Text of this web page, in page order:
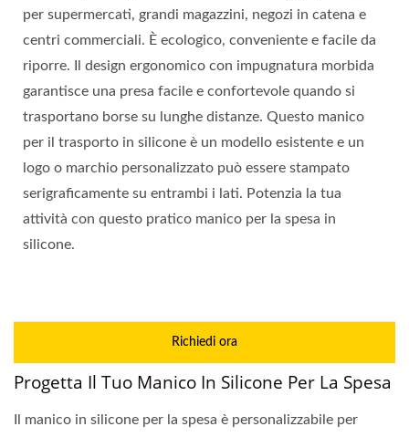
per supermercati, grandi magazzini, negozi in catena e
centri commerciali. È ecologico, conveniente e facile da
riporre. Il design ergonomico con impugnatura morbida
garantisce una presa facile e confortevole quando si
trasportano borse su lunghe distanze. Questo manico
per il trasporto in silicone è un modello esistente e un
logo o marchio personalizzato può essere stampato
serigraficamente su entrambi i lati. Potenzia la tua
attività con questo pratico manico per la spesa in
silicone.
Richiedi ora
Progetta Il Tuo Manico In Silicone Per La Spesa
Il manico in silicone per la spesa è personalizzabile per